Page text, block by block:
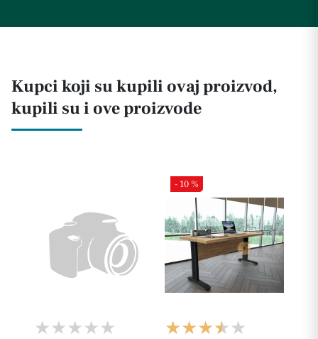
Kupci koji su kupili ovaj proizvod,
kupili su i ove proizvode
- 10 %